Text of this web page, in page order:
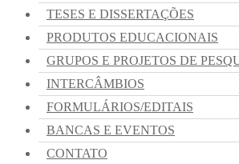
TESES E DISSERTAÇÕES
PRODUTOS EDUCACIONAIS
GRUPOS E PROJETOS DE
INTERCÂMBIOS
FORMULÁRIOS/EDITAIS
BANCAS E EVENTOS
CONTATO